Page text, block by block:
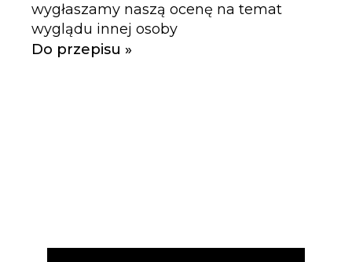
wygłaszamy naszą ocenę na temat
wyglądu innej osoby
Do przepisu »